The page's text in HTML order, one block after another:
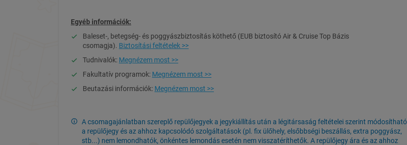
Egyéb információk:
Baleset-, betegség- és poggyászbiztosítás köthető (EUB biztosító Air & Cruise Top Bázis
csomagja). Biztosítási feltételek >>
Tudnivalók: Megnézem most >>
Fakultatív programok: Megnézem most >>
Beutazási információk: Megnézem most >>
A csomagajánlatban szereplő repülőjegyek a jegykiállítás után a légitársaság feltételei szerint
a repülőjegy és az ahhoz kapcsolódó szolgáltatások (pl. fix ülőhely, elsőbbségi beszállás, extra poggyász,
stb...) nem lemondhatók, önkéntes lemondás esetén nem visszatéríthetők. A repülőjegy ára és az ahhoz